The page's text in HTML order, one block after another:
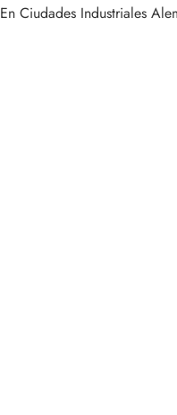
En Ciudades Industriales